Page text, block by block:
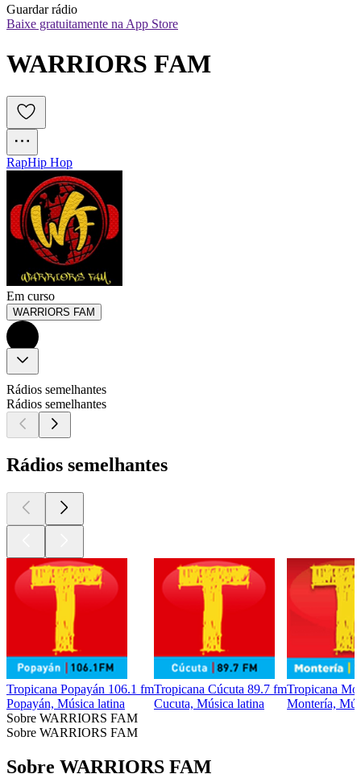
Guardar rádio
Baixe gratuitamente na App Store
WARRIORS FAM
RapHip Hop
Em curso
WARRIORS FAM
Rádios semelhantes
Rádios semelhantes
Rádios semelhantes
Tropicana Popayán 106.1 fm
Popayán, Música latina
Tropicana Cúcuta 89.7 fm
Cucuta, Música latina
Tropicana
Montería,
Sobre WARRIORS FAM
Sobre WARRIORS FAM
Sobre WARRIORS FAM